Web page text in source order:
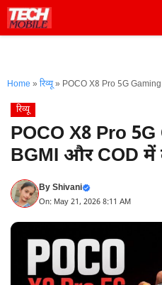
Skip
to
Home » रिव्यू» POCO X8 Pro 5G
रिव्यू
POCO X8 Pro
BGMI और COD में
ByShivani
On: May 21, 2026 8:11 AM